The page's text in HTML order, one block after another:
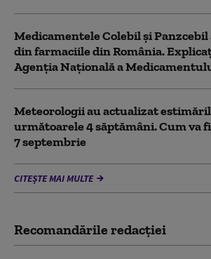
Medicamentele Colebil și
din farmaciile din România.
Agenția Națională a
Meteorologii au actualizat
următoarele 4 săptămâni. Cum va
7 septembrie
CITEȘTE MAI MULTE
Recomandările redacţiei